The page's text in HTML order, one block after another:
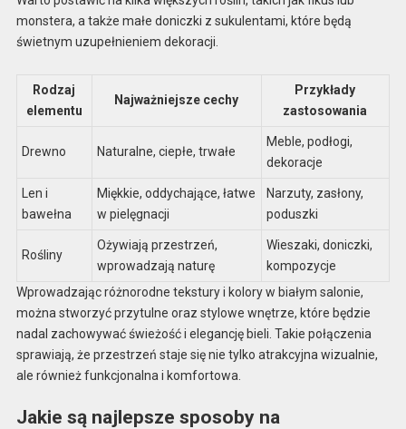
monstera, a także małe doniczki z sukulentami, które będą
świetnym uzupełnieniem dekoracji.
Rodzaj
elementu
Najważniejsze cechy
Przykłady
zastosowania
Drewno Naturalne, ciepłe, trwałe
Meble, podłogi,
dekoracje
Len i
bawełna
Miękkie, oddychające, łatwe
w pielęgnacji
Narzuty, zasłony,
poduszki
Rośliny
Ożywiają przestrzeń,
wprowadzają naturę
Wieszaki, doniczki,
kompozycje
Wprowadzając różnorodne tekstury i kolory w białym salonie,
można stworzyć przytulne oraz stylowe wnętrze, które będzie
nadal zachowywać świeżość i elegancję bieli. Takie połączenia
sprawiają, że przestrzeń staje się nie tylko atrakcyjna wizualnie,
ale również funkcjonalna i komfortowa.
Jakie są najlepsze sposoby na